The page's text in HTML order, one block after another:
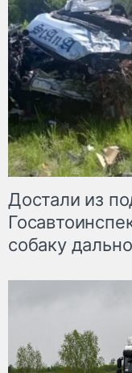
Достали из
собаку